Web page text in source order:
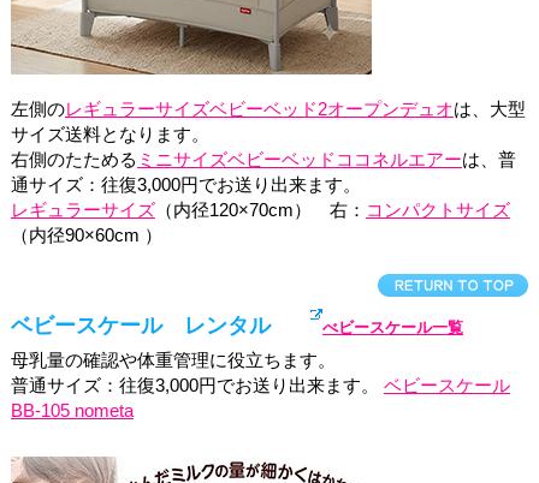
左側のレギュラーサイズベビーベッド2オープンデュオは、大型
サイズ送料となります。
右側のたためる ミニサイズベビーベッドココネルエアーは、普
通サイズ：往復3,000円でお送り出来ます。
レギュラーサイズ（内径120×70cm） 右： コンパクトサイズ
（内径90×60cm ）
ベビースケール レンタル べビースケール一覧
母乳量の確認や体重管理に役立ちます。
普通サイズ：往復3,000円でお送り出来ます。 ベビースケール
BB-105 nometa